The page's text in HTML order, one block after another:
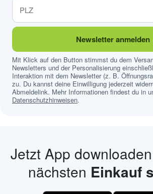
Newsletter anmelden
Mit Klick auf den Button stimmst du dem
Newsletters und der Personalisierung
Interaktion mit dem Newsletter (z. B.
zu. Du kannst deine Einwilligung jederzeit
Abmeldelink. Mehr Informationen findest du in
Datenschutzhinweisen.
Jetzt App
nächsten Einkauf